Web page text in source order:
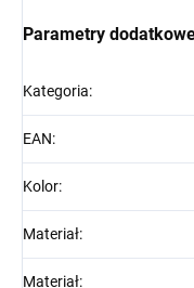
Parametry
Kategoria:
EAN:
Kolor:
Materiał:
Materiał: